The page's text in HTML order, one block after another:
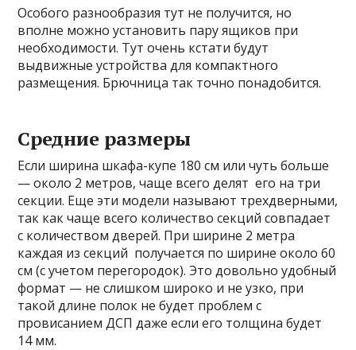
Особого разнообразия тут не получится, но
вполне можно установить пару ящиков при
необходимости. Тут очень кстати будут
выдвижные устройства для компактного
размещения. Брючница так точно понадобится.
Средние размеры
Если ширина шкафа-купе 180 см или чуть больше
— около 2 метров, чаще всего делят его на три
секции. Еще эти модели называют трехдверными,
так как чаще всего количество секций совпадает
с количеством дверей. При ширине 2 метра
каждая из секций получается по ширине около 60
см (с учетом перегородок). Это довольно удобный
формат — не слишком широко и не узко, при
такой длине полок не будет проблем с
провисанием ДСП даже если его толщина будет
14 мм.